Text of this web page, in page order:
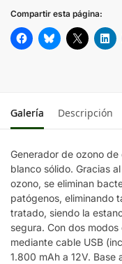
Compartir esta página:
Galería Descripción
Generador de ozono
blanco sólido. Gracias
ozono, se eliminan
patógenos, eliminando
tratado, siendo la
segura. Con dos
mediante cable USB
1.800 mAh a 12V.